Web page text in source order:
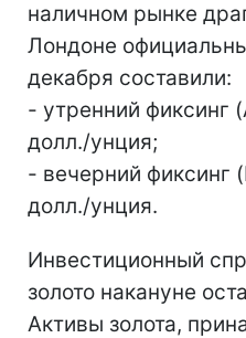
наличном рынке
Лондоне
декабря составили:
- утренний фиксинг
долл./унция;
- вечерний фиксинг
долл./унция.
Инвестиционный
золото накануне
Активы золота,